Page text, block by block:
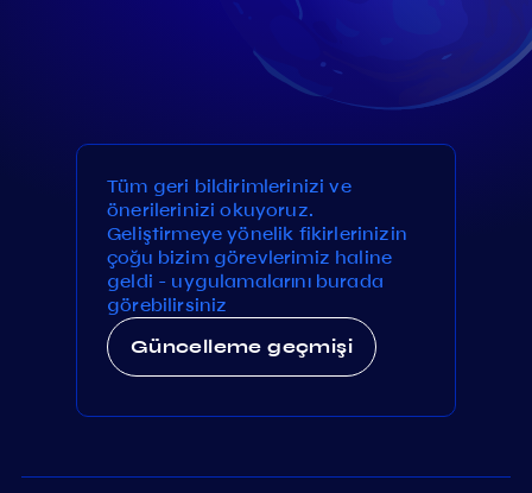
Tüm geri bildirimlerinizi ve
önerilerinizi okuyoruz.
Geliştirmeye yönelik fikirlerinizin
çoğu bizim görevlerimiz haline
geldi - uygulamalarını burada
görebilirsiniz
Güncelleme geçmişi